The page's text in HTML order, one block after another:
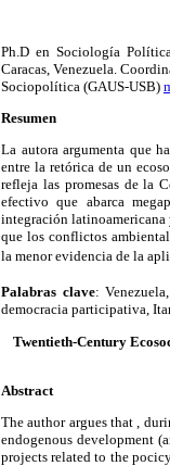
Ph.D en Sociología
Caracas, Venezuela.
Sociopolítica (GAUS-USB)
Resumen
La autora argumenta que
entre la retórica de un
refleja las promesas de la
efectivo que abarca
integración latinoamericana
que los conflictos
la menor evidencia de la
Palabras clave:
democracia participativa,
Twentieth-Century
Abstract
The author argues that ,
endogenous development
projects related to the